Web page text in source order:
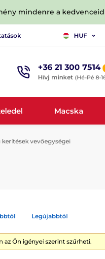
mindenre a
HUF
+36 21 300 7514
Hívj minket (Hé-Pé 8-
Macska
kerítések vevőegységei
Legújabbtól
Ön igényei szerint szűrheti.